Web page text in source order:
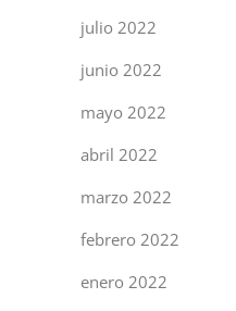
julio 2022
junio 2022
mayo 2022
abril 2022
marzo 2022
febrero 2022
enero 2022